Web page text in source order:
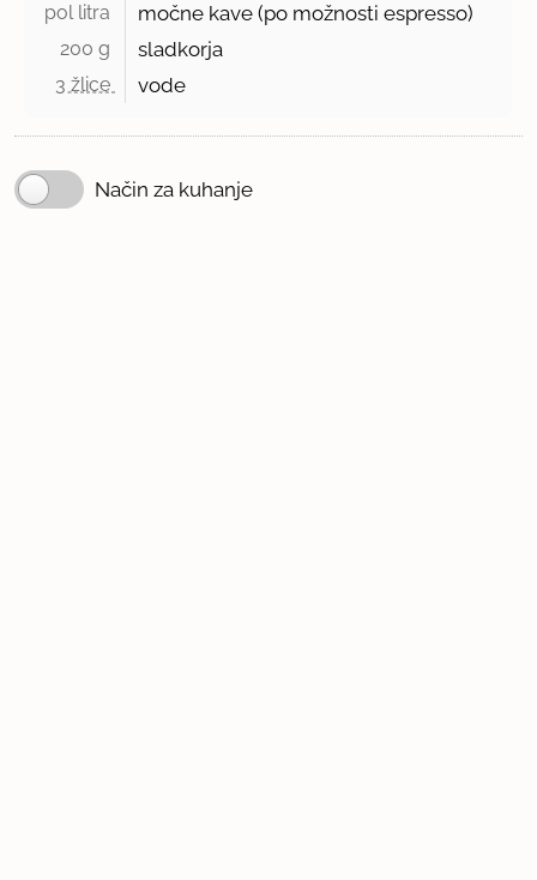
pol litra močne kave (po možnosti espresso)
200 g sladkorja
3 žlice vode
Način za kuhanje